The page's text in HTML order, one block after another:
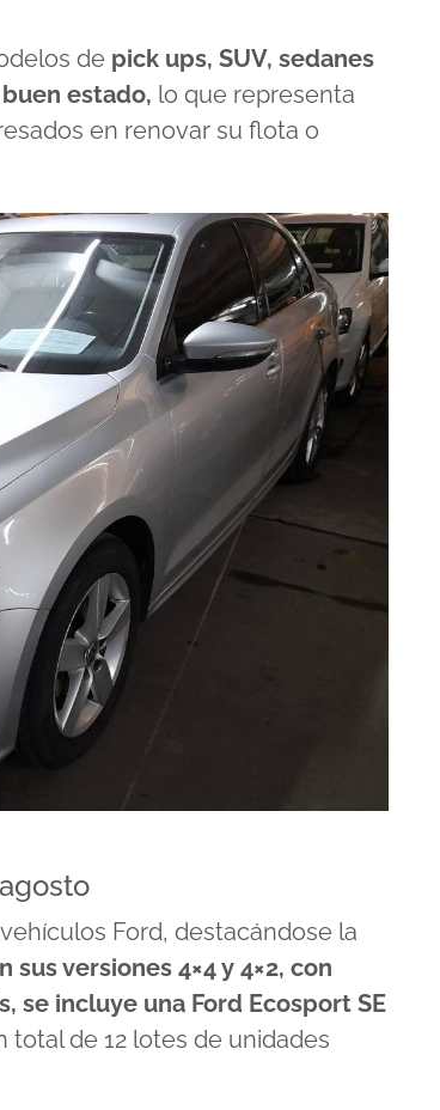
de pick ups, SUV, sedanes
estado, lo que representa
en renovar su flota o
Ford, destacándose la
sus versiones 4×4 y 4×2, con
se incluye una Ford Ecosport SE
de 12 lotes de unidades